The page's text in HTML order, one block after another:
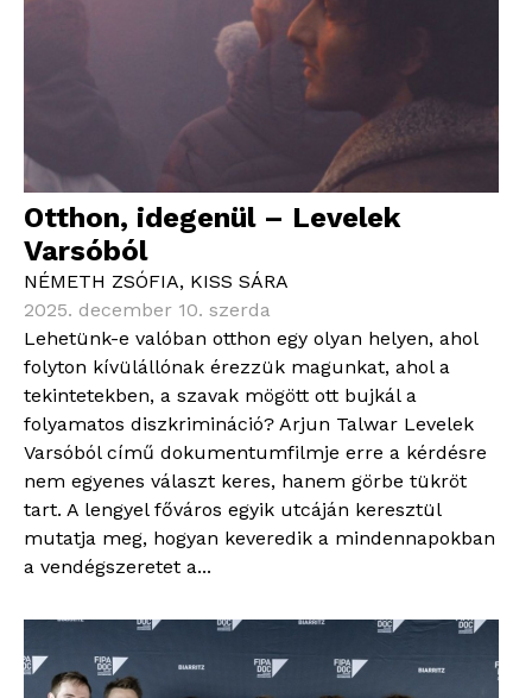
Otthon, idegenül – Levelek
Varsóból
NÉMETH ZSÓFIA, KISS SÁRA
2025. december 10. szerda
Lehetünk-e valóban otthon egy olyan helyen, ahol
folyton kívülállónak érezzük magunkat, ahol a
tekintetekben, a szavak mögött ott bujkál a
folyamatos diszkrimináció? Arjun Talwar Levelek
Varsóból című dokumentumfilmje erre a kérdésre
nem egyenes választ keres, hanem görbe tükröt
tart. A lengyel főváros egyik utcáján keresztül
mutatja meg, hogyan keveredik a mindennapokban
a vendégszeretet a...